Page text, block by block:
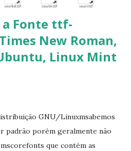
Fonte ttf-
New Roman,
Linux Mint
GNU/Linuxmsabemos
padrão porém geralmente não
que contém as